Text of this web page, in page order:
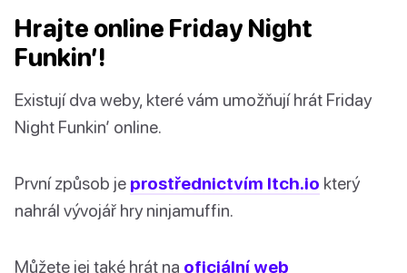
Hrajte online Friday Night
Funkin’!
Existují dva weby, které vám umožňují hrát Friday
Night Funkin’ online.
První způsob je prostřednictvím Itch.io který
nahrál vývojář hry ninjamuffin.
Můžete jej také hrát na oficiální web